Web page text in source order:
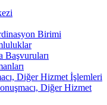
Birimi
Başvuruları
Diğer Hizmet İşlemleri
Diğer Hizmet